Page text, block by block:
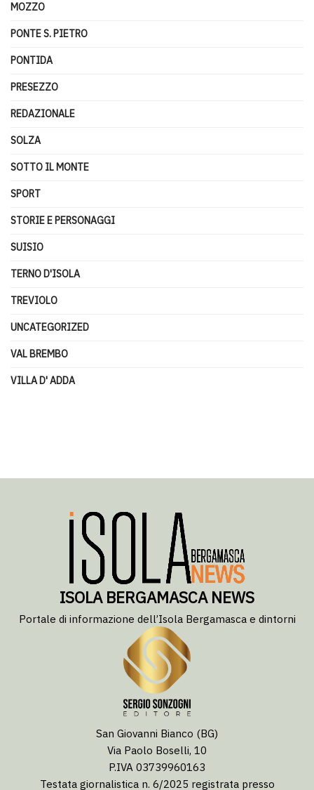
MOZZO
PONTE S. PIETRO
PONTIDA
PRESEZZO
REDAZIONALE
SOLZA
SOTTO IL MONTE
SPORT
STORIE E PERSONAGGI
SUISIO
TERNO D'ISOLA
TREVIOLO
UNCATEGORIZED
VAL BREMBO
VILLA D' ADDA
ISOLA BERGAMASCA NEWS
Portale di informazione dell’Isola Bergamasca e dintorni
San Giovanni Bianco (BG)
Via Paolo Boselli, 10
P.IVA 03739960163
Testata giornalistica n. 6/2025 registrata presso